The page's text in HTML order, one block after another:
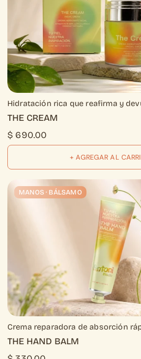
Hidratación rica que reafirma y
THE CREAM
$ 690.00
+ AGREGAR AL
MANOS · BÁLSAMO
MANOS · BÁLSAMO
Crema reparadora de absorción
THE HAND BALM